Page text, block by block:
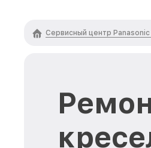
Сервисный центр Panasonic